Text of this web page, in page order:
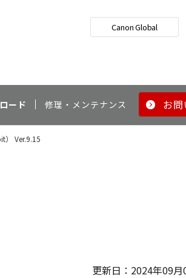
Canon Global
ード 修理・メンテナンス お
） Ver.9.15
更新日：2024年09月